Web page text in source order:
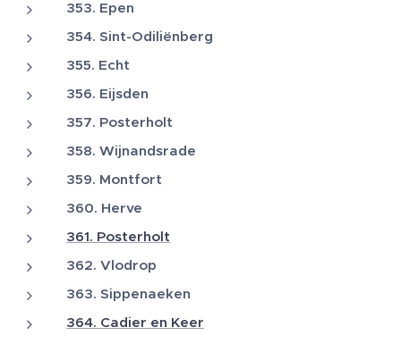
353. Epen
354. Sint-Odiliënberg
355. Echt
356. Eijsden
357. Posterholt
358. Wijnandsrade
359. Montfort
360. Herve
361. Posterholt
362. Vlodrop
363. Sippenaeken
364. Cadier en Keer